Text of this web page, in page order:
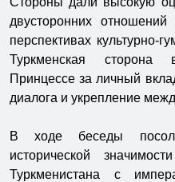
двусторонних
перспективах культурно-
Туркменская сторона
Принцессе за личный
диалога и укрепление
В ходе беседы
исторической
Туркменистана с